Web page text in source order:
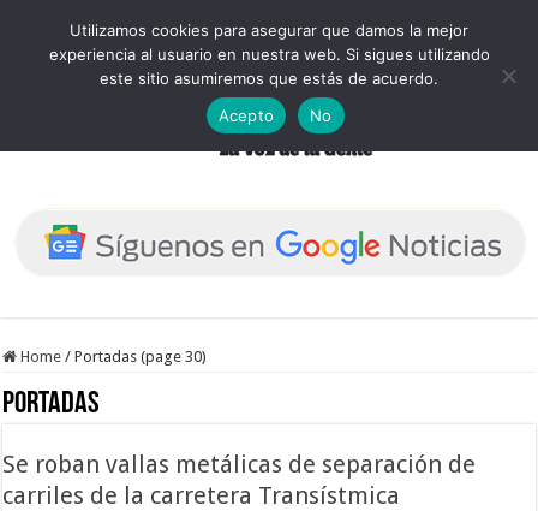
Home / Portadas (page 30)
Portadas
Se roban vallas metálicas de separación de
carriles de la carretera Transístmica
Utilizamos cookies para asegurar que damos la mejor
experiencia al usuario en nuestra web. Si sigues utilizando
este sitio asumiremos que estás de acuerdo.
Acepto
No